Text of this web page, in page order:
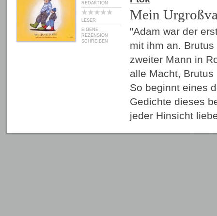
REDAKTION
LESER
EIGENE
REZENSION
SCHREIBEN
Mein
"Adam war der
mit ihm an.
zweiter Mann in
alle Macht,
So beginnt eines
Gedichte dieses
jeder Hinsicht